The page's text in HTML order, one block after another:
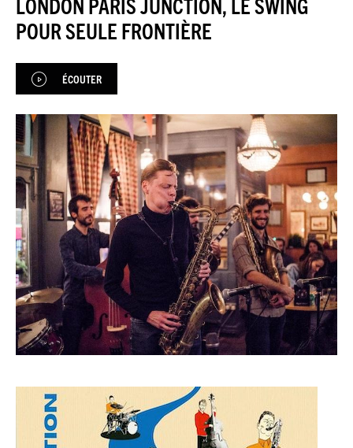
JAZZENDA
ESPACEPREMIUM
POUR SEULE FRONTIÈRE
ÉCOUTER